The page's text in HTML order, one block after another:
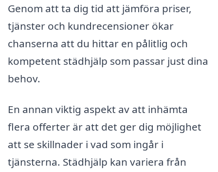
Genom att ta dig tid att jämföra priser,
tjänster och kundrecensioner ökar
chanserna att du hittar en pålitlig och
kompetent städhjälp som passar just dina
behov.
En annan viktig aspekt av att inhämta
flera offerter är att det ger dig möjlighet
att se skillnader i vad som ingår i
tjänsterna. Städhjälp kan variera från